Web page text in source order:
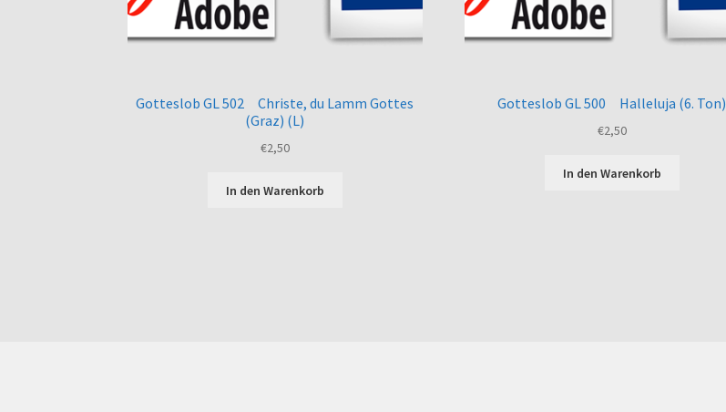
Gotteslob GL 502 Christe, du Lamm Gottes
(Graz) (L)
€2,50
In den Warenkorb
Gotteslob GL 500 Halleluja (6. Ton)
€2,50
In den Warenkorb